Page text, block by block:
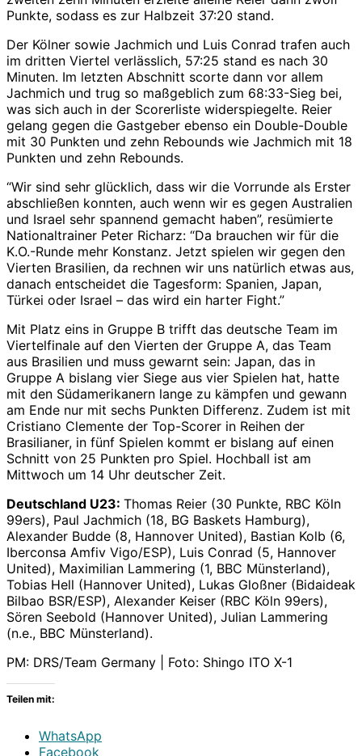
Punkte, sodass es zur Halbzeit 37:20 stand.
Der Kölner sowie Jachmich und Luis Conrad trafen auch
im dritten Viertel verlässlich, 57:25 stand es nach 30
Minuten. Im letzten Abschnitt scorte dann vor allem
Jachmich und trug so maßgeblich zum 68:33-Sieg bei,
was sich auch in der Scorerliste widerspiegelte. Reier
gelang gegen die Gastgeber ebenso ein Double-Double
mit 30 Punkten und zehn Rebounds wie Jachmich mit 18
Punkten und zehn Rebounds.
“Wir sind sehr glücklich, dass wir die Vorrunde als Erster
abschließen konnten, auch wenn wir es gegen Australien
und Israel sehr spannend gemacht haben”, resümierte
Nationaltrainer Peter Richarz: “Da brauchen wir für die
K.O.-Runde mehr Konstanz. Jetzt spielen wir gegen den
Vierten Brasilien, da rechnen wir uns natürlich etwas aus,
danach entscheidet die Tagesform: Spanien, Japan,
Türkei oder Israel – das wird ein harter Fight.”
Mit Platz eins in Gruppe B trifft das deutsche Team im
Viertelfinale auf den Vierten der Gruppe A, das Team
aus Brasilien und muss gewarnt sein: Japan, das in
Gruppe A bislang vier Siege aus vier Spielen hat, hatte
mit den Südamerikanern lange zu kämpfen und gewann
am Ende nur mit sechs Punkten Differenz. Zudem ist mit
Cristiano Clemente der Top-Scorer in Reihen der
Brasilianer, in fünf Spielen kommt er bislang auf einen
Schnitt von 25 Punkten pro Spiel. Hochball ist am
Mittwoch um 14 Uhr deutscher Zeit.
Deutschland U23: Thomas Reier (30 Punkte, RBC Köln
99ers), Paul Jachmich (18, BG Baskets Hamburg),
Alexander Budde (8, Hannover United), Bastian Kolb (6,
Iberconsa Amfiv Vigo/ESP), Luis Conrad (5, Hannover
United), Maximilian Lammering (1, BBC Münsterland),
Tobias Hell (Hannover United), Lukas Gloßner (Bidaideak
Bilbao BSR/ESP), Alexander Keiser (RBC Köln 99ers),
Sören Seebold (Hannover United), Julian Lammering
(n.e., BBC Münsterland).
PM: DRS/Team Germany | Foto: Shingo ITO X-1
Teilen mit:
WhatsApp
Facebook